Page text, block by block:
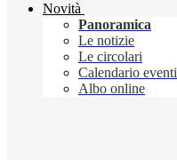
Novità
Panoramica
Le notizie
Le circolari
Calendario eventi
Albo online